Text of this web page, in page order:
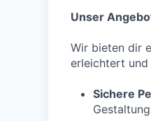
Unser
Wir bieten dir
erleichtert
Sichere